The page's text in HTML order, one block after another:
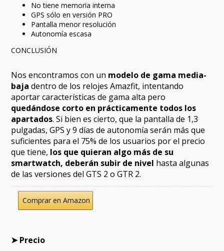
No tiene memoria interna
GPS sólo en versión PRO
Pantalla menor resolución
Autonomía escasa
CONCLUSIÓN
Nos encontramos con un modelo de gama media-
baja dentro de los relojes Amazfit, intentando
aportar características de gama alta pero
quedándose corto en prácticamente todos los
apartados. Si bien es cierto, que la pantalla de 1,3
pulgadas, GPS y 9 días de autonomía serán más que
suficientes para el 75% de los usuarios por el precio
que tiene, los que quieran algo más de su
smartwatch, deberán subir de nivel hasta algunas
de las versiones del GTS 2 o GTR 2.
Comprar en Amazon
➤ Precio